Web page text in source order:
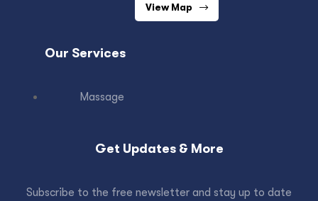
View Map
Our Services
Massage
Get Updates & More
Subscribe to the free newsletter and stay up to date